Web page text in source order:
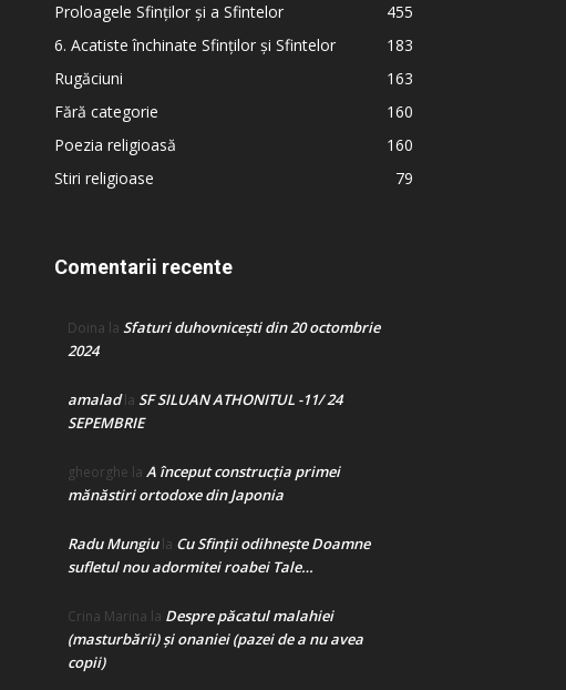
Proloagele Sfinților și a Sfintelor
455
6. Acatiste închinate Sfinților și Sfintelor
183
Rugăciuni
163
Fără categorie
160
Poezia religioasă
160
Stiri religioase
79
Comentarii recente
Doina la Sfaturi duhovnicești din 20 octombrie
2024
amaladla SF SILUAN ATHONITUL -11/ 24
SEPEMBRIE
gheorghe la A început construcţia primei
mănăstiri ortodoxe din Japonia
Radu Mungiula Cu Sfinții odihnește Doamne
sufletul nou adormitei roabei Tale…
Crina Marina la Despre păcatul malahiei
(masturbării) şi onaniei (pazei de a nu avea
copii)